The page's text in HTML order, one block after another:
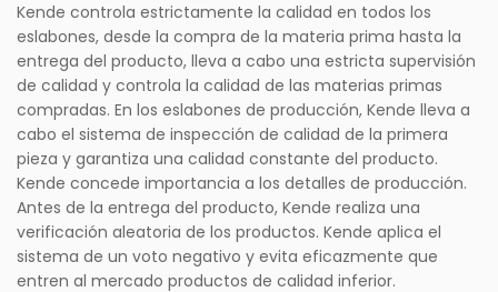
Kende controla estrictamente la calidad en todos los
eslabones, desde la compra de la materia prima hasta la
entrega del producto, lleva a cabo una estricta supervisión
de calidad y controla la calidad de las materias primas
compradas. En los eslabones de producción, Kende lleva a
cabo el sistema de inspección de calidad de la primera
pieza y garantiza una calidad constante del producto.
Kende concede importancia a los detalles de producción.
Antes de la entrega del producto, Kende realiza una
verificación aleatoria de los productos. Kende aplica el
sistema de un voto negativo y evita eficazmente que
entren al mercado productos de calidad inferior.